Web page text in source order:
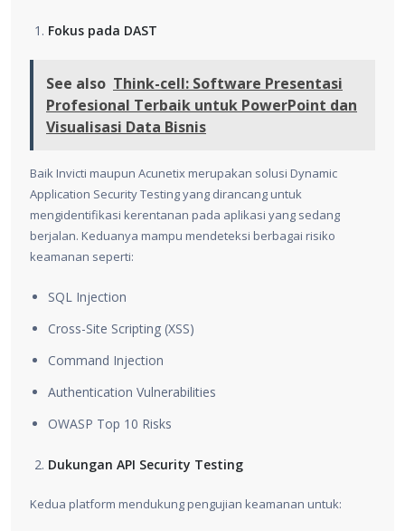
Fokus pada DAST
See also Think-cell: Software Presentasi
Profesional Terbaik untuk PowerPoint dan
Visualisasi Data Bisnis
Baik Invicti maupun Acunetix merupakan solusi Dynamic
Application Security Testing yang dirancang untuk
mengidentifikasi kerentanan pada aplikasi yang sedang
berjalan. Keduanya mampu mendeteksi berbagai risiko
keamanan seperti:
SQL Injection
Cross-Site Scripting (XSS)
Command Injection
Authentication Vulnerabilities
OWASP Top 10 Risks
Dukungan API Security Testing
Kedua platform mendukung pengujian keamanan untuk: